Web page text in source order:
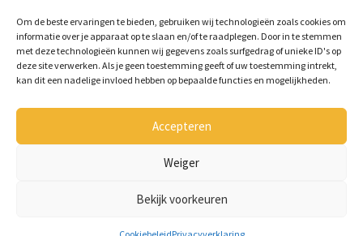
Om de beste ervaringen te bieden, gebruiken wij technologieën zoals cookies om
informatie over je apparaat op te slaan en/of te raadplegen. Door in te stemmen
met deze technologieën kunnen wij gegevens zoals surfgedrag of unieke ID's op
deze site verwerken. Als je geen toestemming geeft of uw toestemming intrekt,
kan dit een nadelige invloed hebben op bepaalde functies en mogelijkheden.
Accepteren
Weiger
Bekijk voorkeuren
Contact:+31 (0)50 312 64 48/info@meijerholland.com
Volg ons op:
Copyright 2026 - Meijer Holland
Disclaimer
Privacyverklaring